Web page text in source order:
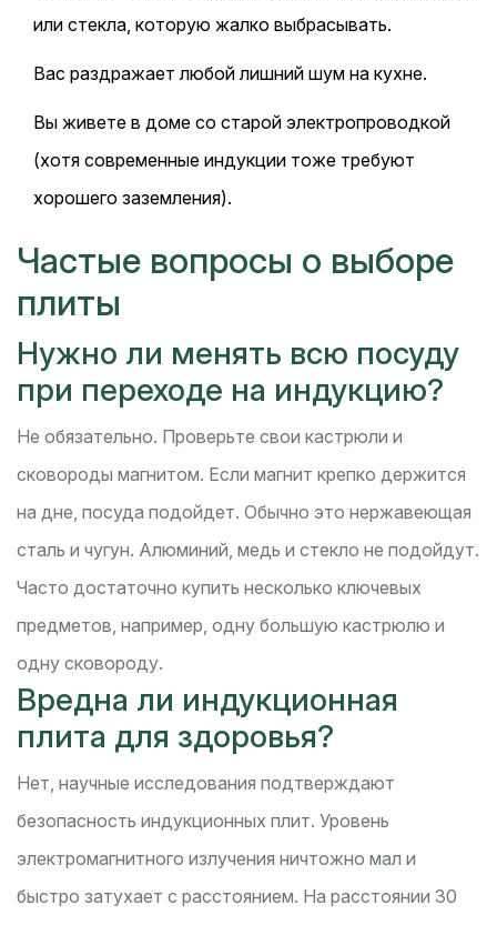
или стекла, которую жалко выбрасывать.
Вас раздражает любой лишний шум на кухне.
Вы живете в доме со старой электропроводкой
(хотя современные индукции тоже требуют
хорошего заземления).
Частые вопросы о выборе
плиты
Нужно ли менять всю посуду
при переходе на индукцию?
Не обязательно. Проверьте свои кастрюли и
сковороды магнитом. Если магнит крепко держится
на дне, посуда подойдет. Обычно это нержавеющая
сталь и чугун. Алюминий, медь и стекло не подойдут.
Часто достаточно купить несколько ключевых
предметов, например, одну большую кастрюлю и
одну сковороду.
Вредна ли индукционная
плита для здоровья?
Нет, научные исследования подтверждают
безопасность индукционных плит. Уровень
электромагнитного излучения ничтожно мал и
быстро затухает с расстоянием. На расстоянии 30